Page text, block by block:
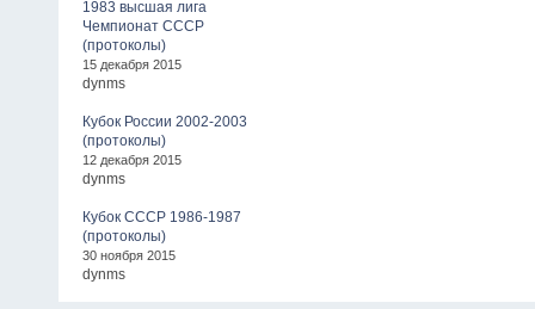
1983 высшая лига
Чемпионат СССР
(протоколы)
15 декабря 2015
dynms
Кубок России 2002-2003
(протоколы)
12 декабря 2015
dynms
Кубок СССР 1986-1987
(протоколы)
30 ноября 2015
dynms